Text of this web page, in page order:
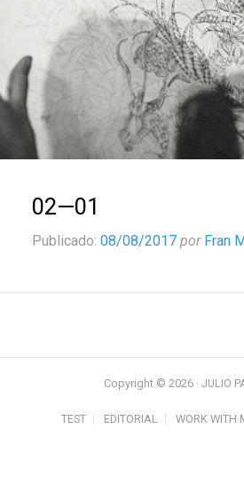
02—01
Publicado: 08/08/2017 por Fran
Copyright © 2026 · JULIO
TEST EDITORIAL WORK WITH